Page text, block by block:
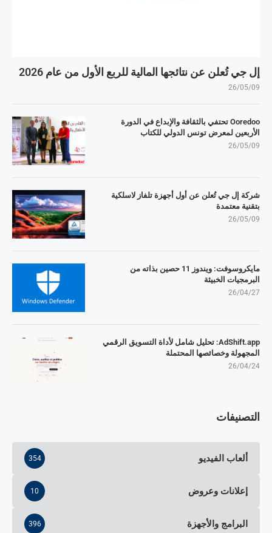
إل جي تُعلن عن نتائجها المالية للربع الأول من عام 2026
26/05/09
Ooredoo تحتفي بالثقافة والإبداع في الدورة
الأربعين لمعرض تونس الدولي للكتاب
26/05/09
شركة إل جي تُعلن عن أول أجهزة تلفاز لاسلكية
بتقنية معتمدة
26/05/09
مايكروسوفت: ويندوز 11 حصين بذاته من
البرمجيات الخبيثة
26/04/27
AdShift.app: تحليل شامل لأداة التسويق الرقمي
المجهولة وخصائصها المحتملة
26/04/24
التصنيفات
ألعاب الفيديو 354
إعلانات وعروض 10
البرامج والأجهزة 396